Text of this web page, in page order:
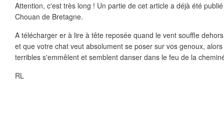
Attention, c'est très long ! Un partie de cet article a déjà été
Chouan de Bretagne.
A télécharger er à lire à tête reposée quand le vent souffle
et que votre chat veut absolument se poser sur vos genoux,
terribles s'emmêlent et semblent danser dans le feu de la
RL